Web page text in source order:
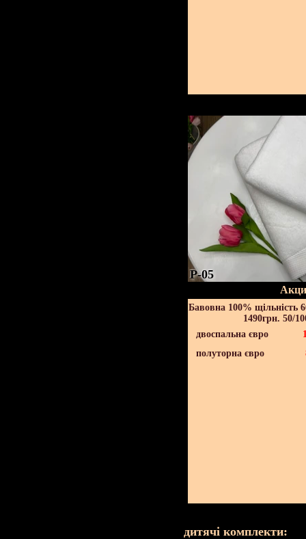
P-05
Бавовна 100% щільність
1490грн. 50/
двоспальна євро
полуторна євро
дитячі комплекти: